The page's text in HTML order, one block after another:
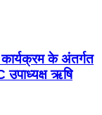
के अंतर्गत
उपाध्यक्ष ऋषि